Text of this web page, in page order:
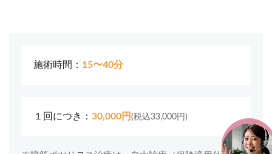
施術時間： 15〜40分
１回につき： 30,000円 (税込33,000円)